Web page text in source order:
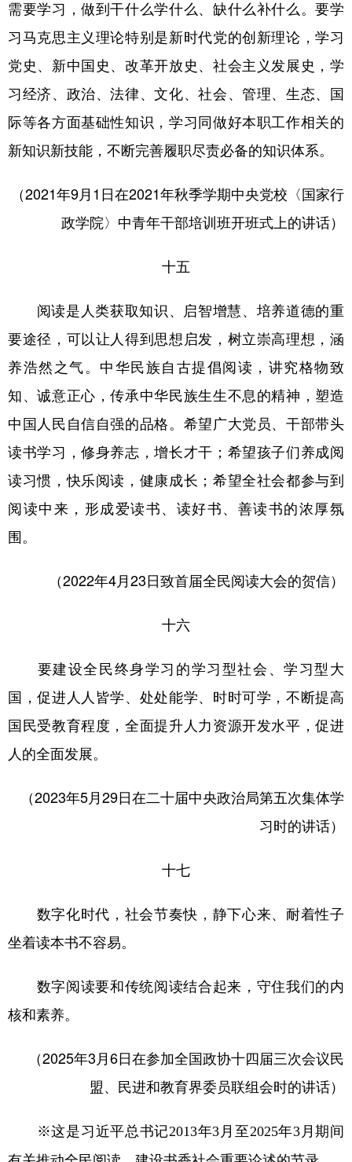
需要学习，做到干什么学什么、缺什么补什么。要学
习马克思主义理论特别是新时代党的创新理论，学习
党史、新中国史、改革开放史、社会主义发展史，学
习经济、政治、法律、文化、社会、管理、生态、国
际等各方面基础性知识，学习同做好本职工作相关的
新知识新技能，不断完善履职尽责必备的知识体系。
（2021年9月1日在2021年秋季学期中央党校〈国家行
政学院〉中青年干部培训班开班式上的讲话）
十五
阅读是人类获取知识、启智增慧、培养道德的重
要途径，可以让人得到思想启发，树立崇高理想，涵
养浩然之气。中华民族自古提倡阅读，讲究格物致
知、诚意正心，传承中华民族生生不息的精神，塑造
中国人民自信自强的品格。希望广大党员、干部带头
读书学习，修身养志，增长才干；希望孩子们养成阅
读习惯，快乐阅读，健康成长；希望全社会都参与到
阅读中来，形成爱读书、读好书、善读书的浓厚氛
围。
（2022年4月23日致首届全民阅读大会的贺信）
十六
要建设全民终身学习的学习型社会、学习型大
国，促进人人皆学、处处能学、时时可学，不断提高
国民受教育程度，全面提升人力资源开发水平，促进
人的全面发展。
（2023年5月29日在二十届中央政治局第五次集体学
习时的讲话）
十七
数字化时代，社会节奏快，静下心来、耐着性子
坐着读本书不容易。
数字阅读要和传统阅读结合起来，守住我们的内
核和素养。
（2025年3月6日在参加全国政协十四届三次会议民
盟、民进和教育界委员联组会时的讲话）
※这是习近平总书记2013年3月至2025年3月期间